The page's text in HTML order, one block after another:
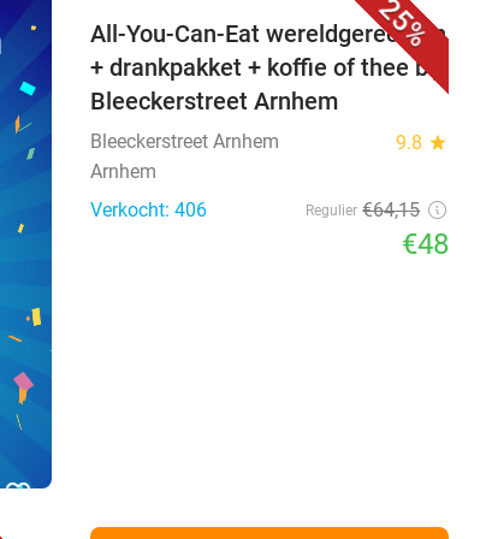
25%
All-You-Can-Eat wereldgerechten
+ drankpakket + koffie of thee bij
Bleeckerstreet Arnhem
Bleeckerstreet Arnhem 9.8 star
Arnhem
Verkocht: 406
Regulier €64,15
€48
favorite_border